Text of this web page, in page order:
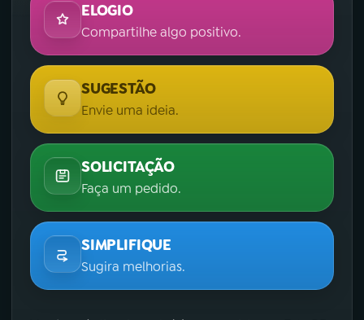
ELOGIO
Compartilhe algo positivo.
SUGESTÃO
Envie uma ideia.
SOLICITAÇÃO
Faça um pedido.
SIMPLIFIQUE
Sugira melhorias.